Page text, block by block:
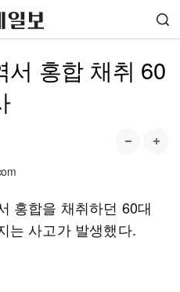
서 홍합 채취 60
홍합을 채취하던 60대
는 사고가 발생했다.